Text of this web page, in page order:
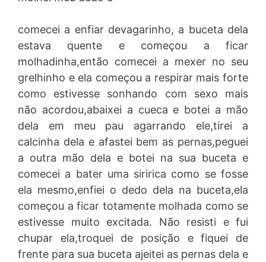
comecei a enfiar devagarinho, a buceta dela
estava quente e começou a ficar
molhadinha,então comecei a mexer no seu
grelhinho e ela começou a respirar mais forte
como estivesse sonhando com sexo mais
não acordou,abaixei a cueca e botei a mão
dela em meu pau agarrando ele,tirei a
calcinha dela e afastei bem as pernas,peguei
a outra mão dela e botei na sua buceta e
comecei a bater uma siririca como se fosse
ela mesmo,enfiei o dedo dela na buceta,ela
começou a ficar totamente molhada como se
estivesse muito excitada. Não resisti e fui
chupar ela,troquei de posição e fiquei de
frente para sua buceta ajeitei as pernas dela e